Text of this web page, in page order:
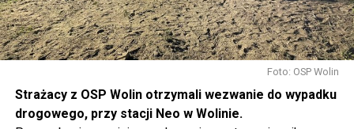
Foto: OSP Wolin
Strażacy z OSP Wolin otrzymali wezwanie do wypadku
drogowego, przy stacji Neo w Wolinie.